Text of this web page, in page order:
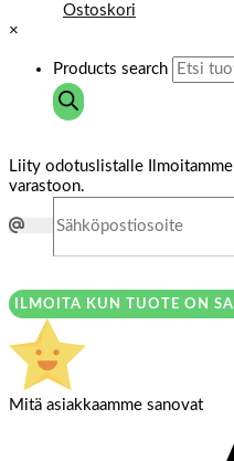
Ostoskori
×
Products search
Liity odotuslistalle
varastoon.
ILMOITA KUN TUOTE ON
Mitä asiakkaamme sanovat